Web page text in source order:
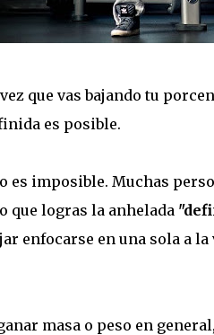
que vas bajando tu
es posible.
es imposible. Muchas
que logras la anhelada
enfocarse en una sola a
masa o peso en